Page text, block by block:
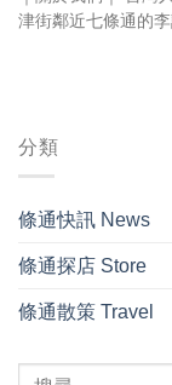
分類
條通快訊 News
條通探店 Store
條通散策 Travel
津街鄰近七條通的